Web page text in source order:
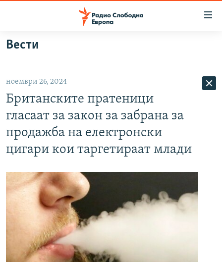
Оди
на
главната
навигација
на
пребарување
ВИЗУЕЛНО
ВЕСТИ
ШТО ТРЕБА ДА ЗНАЕТЕ
ПРИЈАВИ СЕ ЗА ЊУЗЛЕТЕР
ПОДКАСТ ЗОШТО?
СЛЕДЕТЕ НЕ
РСЕ веб страници
Вести
ноември 26, 2024
Британските пратеници
гласаат за закон за забрана за
продажба на електронски
цигари кои таргетираат млади